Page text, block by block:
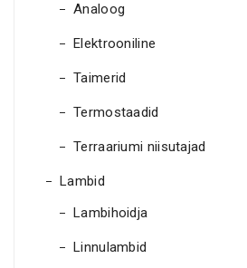
Analoog
Elektrooniline
Taimerid
Termostaadid
Terraariumi niisutajad
Lambid
Lambihoidja
Linnulambid